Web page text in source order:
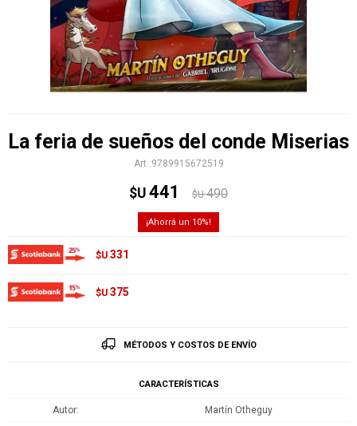
La feria de sueños del conde Miserias
9789915672519
$U 441 $U 490
10
$U 331
$U 375
MÉTODOS Y COSTOS DE ENVÍO
CARACTERÍSTICAS
Autor Martín Otheguy